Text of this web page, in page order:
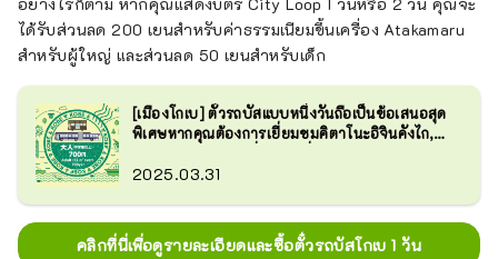
ได้รับส่วนลด 200 เยนสำหรับค่าธรรมเนียมขึ้นเครื่อง Atakamaru
สำหรับผู้ใหญ่ และส่วนลด 50 เยนสำหรับเด็ก
[เมืองโกเบ] ตั๋วรถบัสแบบหนึ่งวันถือเป็นข้อเสนอสุด
พิเศษหากคุณต้องการเยี่ยมชมคิตาโนะอิจินคังไก,
2025.03.31
คลิกที่นี่เพื่อดูรายละเอียดและซื้อตั๋วรถบัสโกเบ 1 วัน